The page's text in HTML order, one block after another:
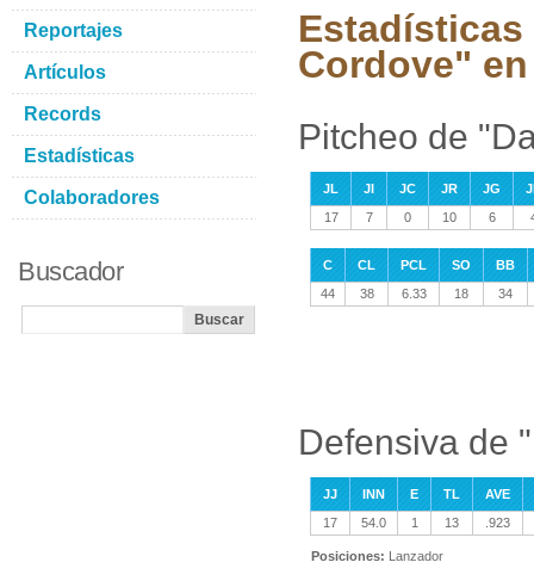
Estadísticas
Cordove"
Pitcheo de
JL JI JC JR JG
17
7 0 10 6
C CL PCL SO
BB
44
38 6.33 18 34
Defensiva de
JJ INN E TL
AVE
17
54.0 1 13 .923
Posiciones: Lanzador
Reportajes
Artículos
Records
Estadísticas
Colaboradores
Buscador